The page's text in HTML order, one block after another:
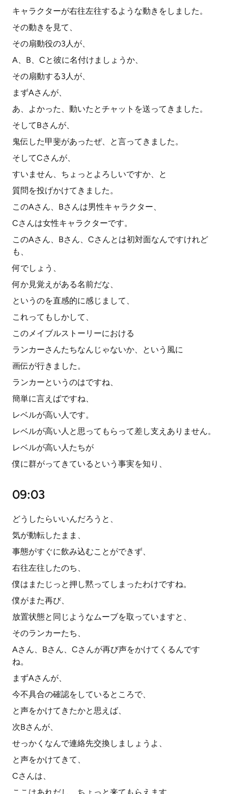
キャラクターが右往左往するような動きをしました。
その動きを見て、
その扇動役の3人が、
A、B、Cと彼に名付けましょうか、
その扇動する3人が、
まずAさんが、
あ、よかった、動いたとチャットを送ってきました。
そしてBさんが、
鬼伝した甲斐があったぜ、と言ってきました。
そしてCさんが、
すいません、ちょっとよろしいですか、と
質問を投げかけてきました。
このAさん、Bさんは男性キャラクター、
Cさんは女性キャラクターです。
このAさん、Bさん、Cさんとは初対面なんですけれど
も、
何でしょう、
何か見覚えがある名前だな、
というのを直感的に感じまして、
これってもしかして、
このメイブルストーリーにおける
ランカーさんたちなんじゃないか、という風に
画伝が行きました。
ランカーというのはですね、
簡単に言えばですね、
レベルが高い人です。
レベルが高い人と思ってもらって差し支えありません。
レベルが高い人たちが
僕に群がってきているという事実を知り、
09:03
どうしたらいいんだろうと、
気が動転したまま、
事態がすぐに飲み込むことができず、
右往左往したのち、
僕はまたじっと押し黙ってしまったわけですね。
僕がまた再び、
放置状態と同じようなムーブを取っていますと、
そのランカーたち、
Aさん、Bさん、Cさんが再び声をかけてくるんです
ね。
まずAさんが、
今不具合の確認をしているところで、
と声をかけてきたかと思えば、
次Bさんが、
せっかくなんで連絡先交換しましょうよ、
と声をかけてきて、
Cさんは、